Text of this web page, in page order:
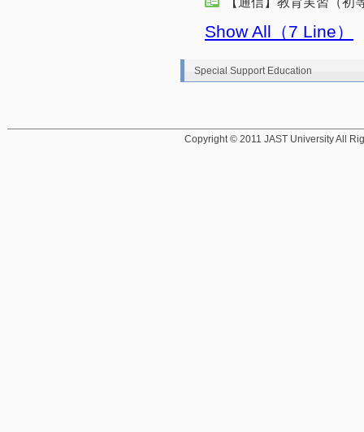
Show All（7 Line）
Special Support Education